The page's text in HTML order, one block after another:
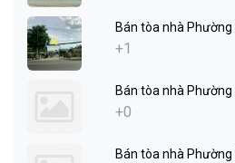
Bán tòa nhà Phường
+1
Bán tòa nhà
+0
Bán tòa nhà Phường